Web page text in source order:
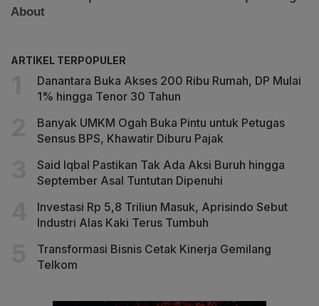
ARTIKEL TERPOPULER
Danantara Buka Akses 200 Ribu Rumah, DP Mulai
1% hingga Tenor 30 Tahun
Banyak UMKM Ogah Buka Pintu untuk Petugas
Sensus BPS, Khawatir Diburu Pajak
Said Iqbal Pastikan Tak Ada Aksi Buruh hingga
September Asal Tuntutan Dipenuhi
Investasi Rp 5,8 Triliun Masuk, Aprisindo Sebut
Industri Alas Kaki Terus Tumbuh
Transformasi Bisnis Cetak Kinerja Gemilang
Telkom